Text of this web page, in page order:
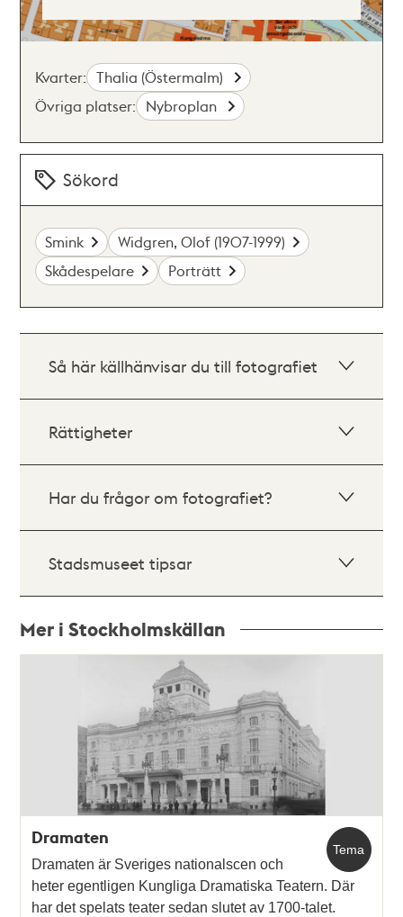
Kvarter: Thalia (Östermalm)
Övriga platser: Nybroplan
Sökord
Smink
Widgren, Olof (1907-1999)
Skådespelare
Porträtt
Så här källhänvisar du till fotografiet
Rättigheter
Har du frågor om fotografiet?
Stadsmuseet tipsar
Mer i Stockholmskällan
Tema
Dramaten
Dramaten är Sveriges nationalscen och
heter egentligen Kungliga Dramatiska Teatern. Där
har det spelats teater sedan slutet av 1700-talet.